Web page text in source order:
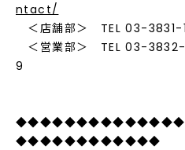
ntact/
＜店舗部＞ TEL 03-
＜営業部＞ TEL 03-
9
◆◆◆◆◆◆◆◆◆◆◆◆